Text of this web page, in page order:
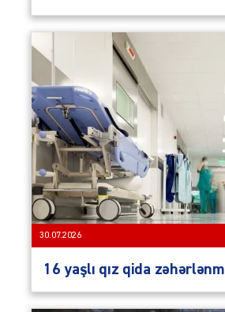
30.07.2026
16 yaşlı qız qida